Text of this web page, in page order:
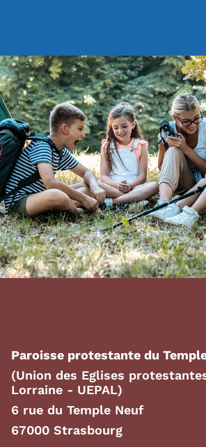
Paroisse protestante du
(Union des Eglises
Lorraine - UEPAL)
6 rue du Temple Neuf
67000 Strasbourg